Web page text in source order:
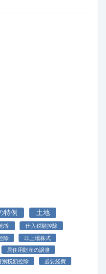
特例 土地
等 仕入税額控除
除
非上場株式
居住用財産の譲渡
別税額控除
必要経費